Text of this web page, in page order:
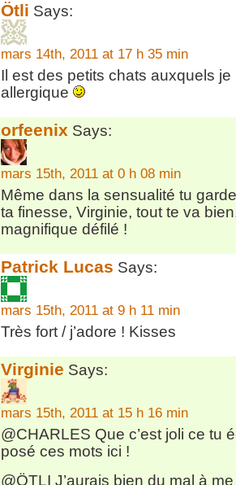
Ötli Says:
mars 14th, 2011 at 17 h 35 min
Il est des petits chats auxquels
allergique
orfeenix Says:
mars 15th, 2011 at 0 h 08 min
Même dans la sensualité tu
ta finesse, Virginie, tout te va
magnifique défilé !
Patrick Lucas Says:
mars 15th, 2011 at 9 h 11 min
Très fort / j’adore ! Kisses
Virginie Says:
mars 15th, 2011 at 15 h 16 min
@CHARLES Que c’est joli ce tu
posé ces mots ici !
@ÖTLI J’aurais bien du mal à